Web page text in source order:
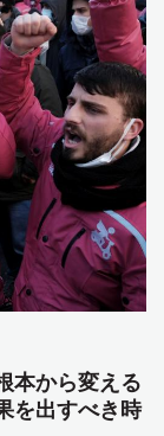
本から変える
を出すべき時